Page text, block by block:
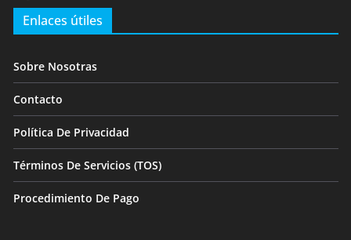
Enlaces útiles
Sobre Nosotras
Contacto
Política De Privacidad
Términos De Servicios (TOS)
Procedimiento De Pago